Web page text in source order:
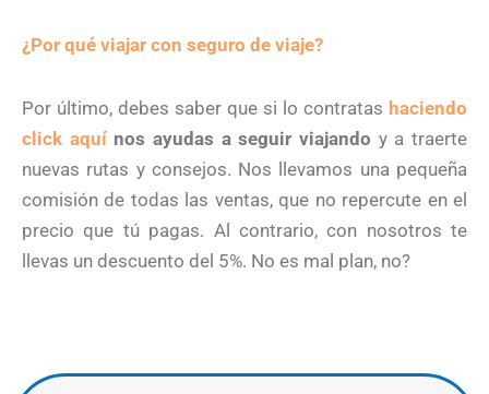
¿Por qué viajar con seguro de viaje?
Por último, debes saber que si lo contratas haciendo
click aquí nos ayudas a seguir viajando y a traerte
nuevas rutas y consejos. Nos llevamos una pequeña
comisión de todas las ventas, que no repercute en el
precio que tú pagas. Al contrario, con nosotros te
llevas un descuento del 5%. No es mal plan, no?